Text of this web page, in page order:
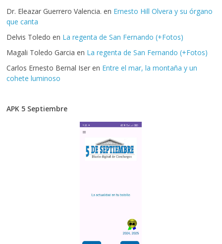
Dr. Eleazar Guerrero Valencia. en Ernesto Hill Olvera y su órgano
que canta
Delvis Toledo en La regenta de San Fernando (+Fotos)
Magali Toledo Garcia en La regenta de San Fernando (+Fotos)
Carlos Ernesto Bernal Iser en Entre el mar, la montaña y un
cohete luminoso
APK 5 Septiembre